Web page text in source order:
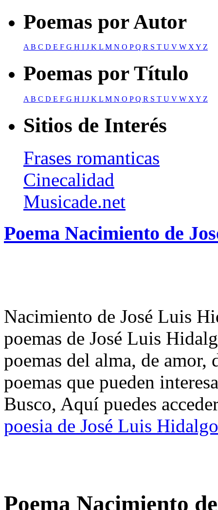
Poemas por Autor
AB C D E F G H I J K L M N O PQ R S T U V W XY Z
Poemas por Título
A B C D E F G H I J K L M N O PQ R S T U V W X Y Z
Sitios de Interés
Frases romanticas
Cinecalidad
Musicade.net
Poema Nacimiento de
Nacimiento de José Luis
poemas de José Luis
poemas del alma, de
poemas que pueden
Busco, Aquí puedes
poesia de José Luis Hidalgo
Poema Nacimiento